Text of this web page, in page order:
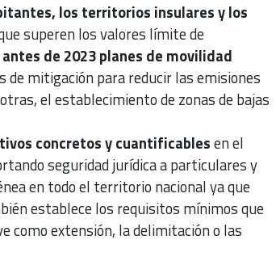
los territorios insulares y los
superen los valores límite de
de 2023 planes de movilidad
de mitigación para reducir las emisiones
el establecimiento de zonas de bajas
concretos y cuantificablesen el
seguridad jurídica a particulares y
en todo el territorio nacional ya que
establece los requisitos mínimos que
como extensión, la delimitación o las